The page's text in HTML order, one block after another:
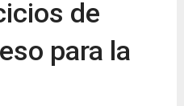
de
para la